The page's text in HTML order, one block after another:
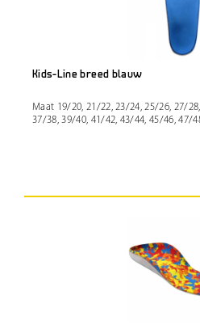
Kids-Line breed blauw
Maat 19/20, 21/22, 23/24, 25/26, 27/
37/38, 39/40, 41/42, 43/44, 45/46, 47/